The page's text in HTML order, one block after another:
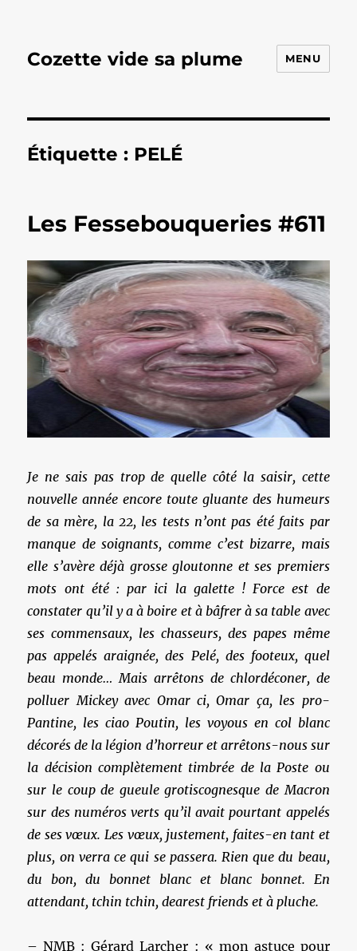
Cozette vide sa plume MENU
Étiquette : PELÉ
Les Fessebouqueries #611
Je ne sais pas trop de quelle côté la saisir, cette
nouvelle année encore toute gluante des humeurs
de sa mère, la 22, les tests n’ont pas été faits par
manque de soignants, comme c’est bizarre, mais
elle s’avère déjà grosse gloutonne et ses premiers
mots ont été : par ici la galette ! Force est de
constater qu’il y a à boire et à bâfrer à sa table avec
ses commensaux, les chasseurs, des papes même
pas appelés araignée, des Pelé, des footeux, quel
beau monde… Mais arrêtons de chlordéconer, de
polluer Mickey avec Omar ci, Omar ça, les pro-
Pantine, les ciao Poutin, les voyous en col blanc
décorés de la légion d’horreur et arrêtons-nous sur
la décision complètement timbrée de la Poste ou
sur le coup de gueule grotiscognesque de Macron
sur des numéros verts qu’il avait pourtant appelés
de ses vœux. Les vœux, justement, faites-en tant et
plus, on verra ce qui se passera. Rien que du beau,
du bon, du bonnet blanc et blanc bonnet. En
attendant, tchin tchin, dearest friends et à pluche.
– NMB : Gérard Larcher : « mon astuce pour